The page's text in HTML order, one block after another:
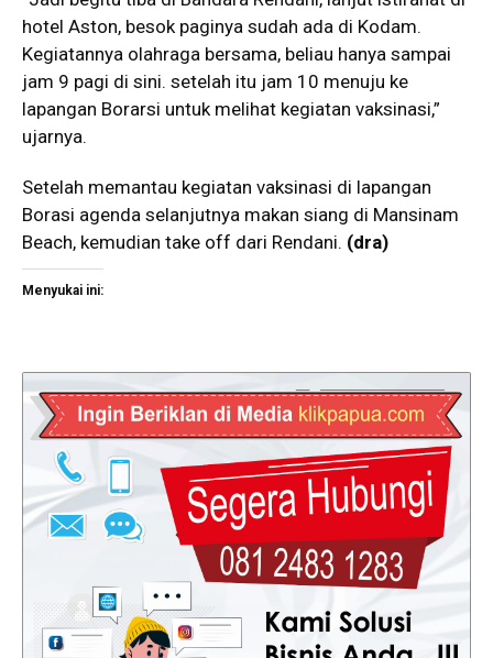
hotel Aston, besok paginya sudah ada di Kodam.
Kegiatannya olahraga bersama, beliau hanya sampai
jam 9 pagi di sini. setelah itu jam 10 menuju ke
lapangan Borarsi untuk melihat kegiatan vaksinasi,”
ujarnya.
Setelah memantau kegiatan vaksinasi di lapangan
Borasi agenda selanjutnya makan siang di Mansinam
Beach, kemudian take off dari Rendani. (dra)
Menyukai ini: